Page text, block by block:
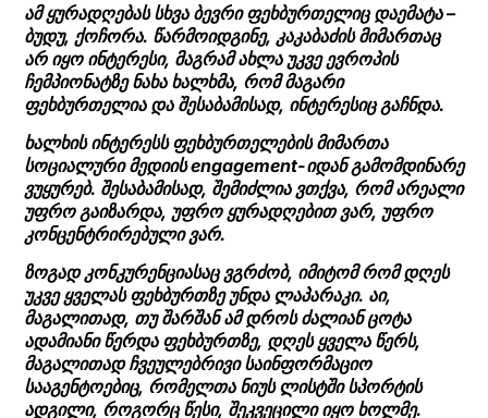
ამ ყურადღებას სხვა ბევრი ფეხბურთელიც დაემატა –
ბუდუ, ქოჩორა. წარმოიდგინე, კაკაბაძის მიმართაც
არ იყო ინტერესი, მაგრამ ახლა უკვე ევროპის
ჩემპიონატზე ნახა ხალხმა, რომ მაგარი
ფეხბურთელია და შესაბამისად, ინტერესიცგაჩნდა.
ხალხის ინტერესს ფეხბურთელების მიმართა
სოციალური მედიის engagement-იდან გამომდინარე
ვუყურებ. შესაბამისად, შემიძლია ვთქვა, რომ არეალი
უფრო გაიზარდა, უფრო ყურადღებით ვარ, უფრო
კონცენტრირებული ვარ.
ზოგად კონკურენციასაც ვგრძობ, იმიტომ რომ დღეს
უკვე ყველას ფეხბურთზე უნდა ლაპარაკი. აი,
მაგალითად, თუ შარშან ამ დროს ძალიან ცოტა
ადამიანი წერდა ფეხბურთზე, დღეს ყველა წერს,
მაგალითად ჩვეულებრივი საინფორმაციო
სააგენტოებიც, რომელთა ნიუს ლისტში სპორტის
ადგილი, როგორც წესი, შეკვეცილი იყო ხოლმე.